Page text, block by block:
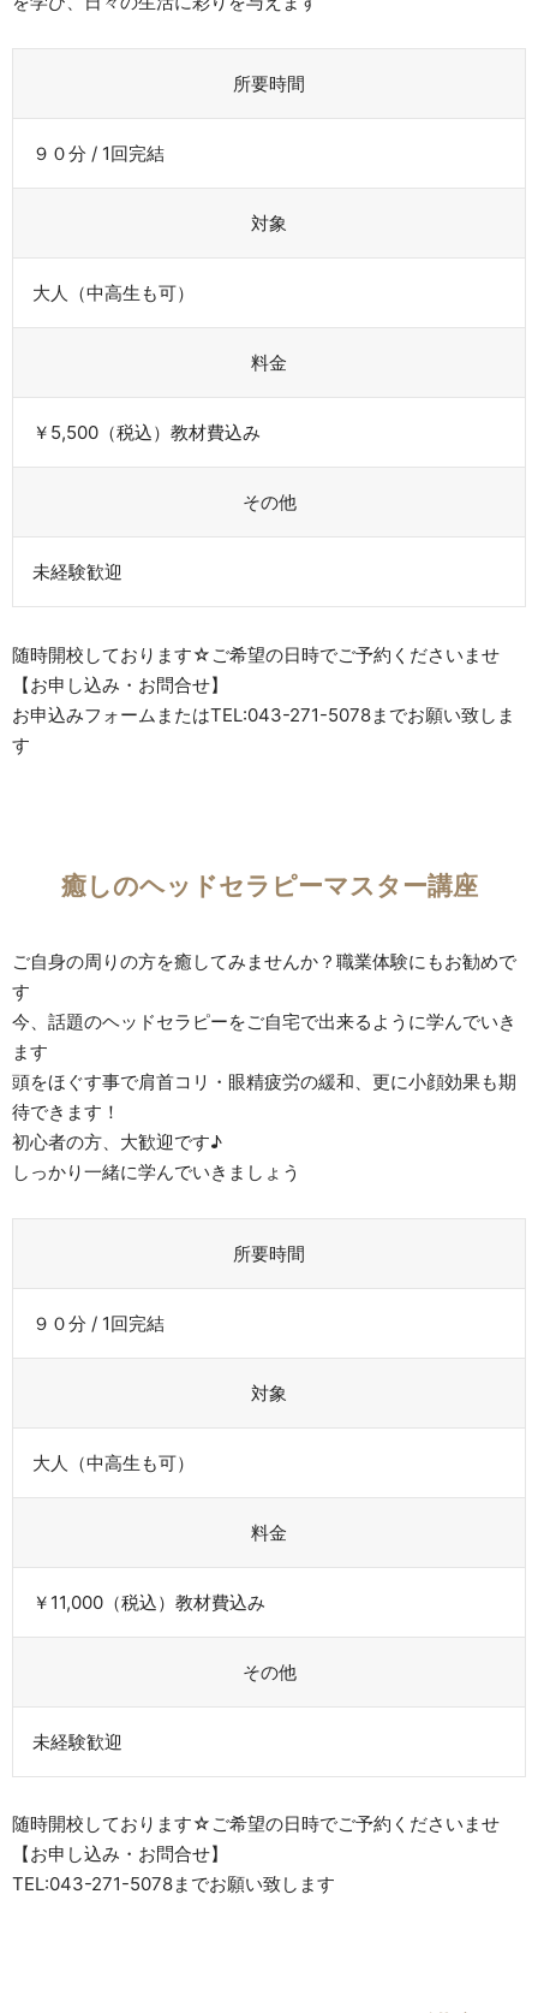
所要時間
９０分 / 1回完結
対象
大人（中高生も可）
料金
￥5,500（税込）教材費込み
その他
未経験歓迎
随時開校しております☆ご希望の日時でご予約くださいませ
【お申し込み・お問合せ】
お申込みフォームまたはTEL:043-271-5078までお願い致しま
す
癒しのヘッドセラピーマスター講座
ご自身の周りの方を癒してみませんか？職業体験にもお勧めで
す
今、話題のヘッドセラピーをご自宅で出来るように学んでいき
ます
頭をほぐす事で肩首コリ・眼精疲労の緩和、更に小顔効果も期
待できます！
初心者の方、大歓迎です♪
しっかり一緒に学んでいきましょう
所要時間
９０分 / 1回完結
対象
大人（中高生も可）
料金
￥11,000（税込）教材費込み
その他
未経験歓迎
随時開校しております☆ご希望の日時でご予約くださいませ
【お申し込み・お問合せ】
TEL:043-271-5078までお願い致します